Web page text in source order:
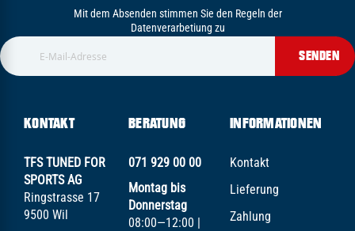
Mit dem Absenden stimmen Sie den Regeln der
Datenverarbetiung zu
SENDEN
KONTAKT
TFS TUNED FOR
SPORTS AG
Ringstrasse 17
9500 Wil
BERATUNG
071 929 00 00
Montag bis
Donnerstag
08:00—12:00 |
INFORMATIONEN
Kontakt
Lieferung
Zahlung